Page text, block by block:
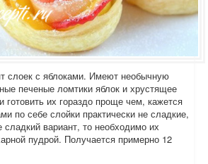
слоек с яблоками. Имеют необычную
печеные ломтики яблок и хрустящее
готовить их гораздо проще чем, кажется
по себе слойки практически не сладкие,
вариант, то необходимо их
пудрой. Получается примерно 12